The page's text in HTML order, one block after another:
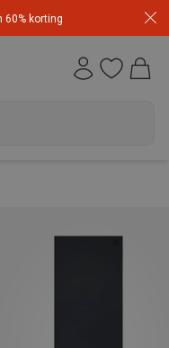
60% korting